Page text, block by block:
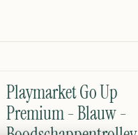
Playmarket Go Up
Premium - Blauw -